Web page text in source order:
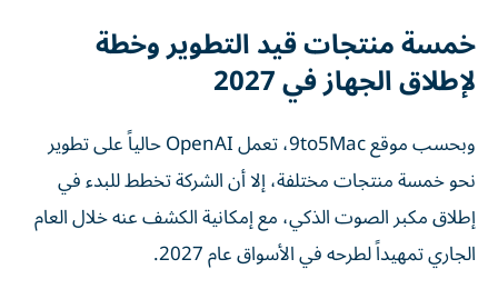
خمسة منتجات قيد التطوير وخطة
لإطلاق الجهاز في 2027
وبحسب موقع 9to5Mac، تعمل OpenAI حالياً على تطوير
نحو خمسة منتجات مختلفة، إلا أن الشركة تخطط للبدء في
إطلاق مكبر الصوت الذكي، مع إمكانية الكشف عنه خلال العام
الجاري تمهيداً لطرحه في الأسواق عام 2027.